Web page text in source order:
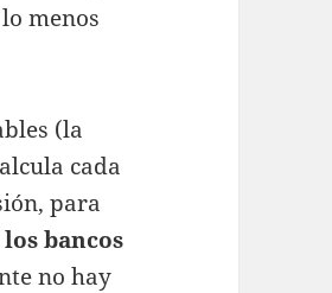
menos
(la
cada
para
bancos
no hay